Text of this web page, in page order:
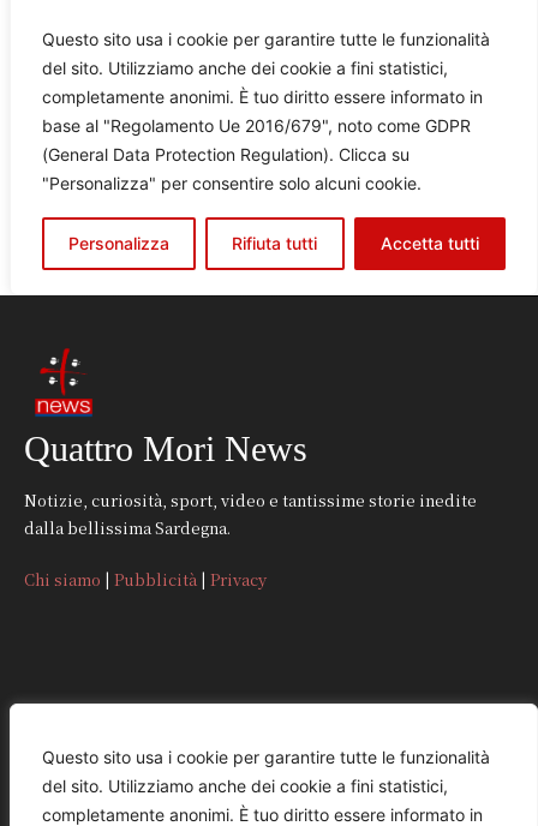
Questo sito usa i cookie per garantire tutte le funzionalità
del sito. Utilizziamo anche dei cookie a fini statistici,
completamente anonimi. È tuo diritto essere informato in
Quattro Mori News
Notizie, curiosità, sport, video e tantissime storie inedite
dalla bellissima Sardegna.
Chi siamo | Pubblicità | Privacy
CONTATTI
REDAZIONE